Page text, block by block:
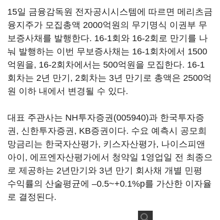
15일 금융감독원 전자공시시스템에 따르면 메리츠금
융지주가 모집총액 2000억원의 무기명식 이권부 무
보증사채를 발행한다. 16-1회와 16-2회로 만기를 나
눠 발행하는 이번 무보증사채는 16-1회차에서 1500
억원을, 16-2회차에서는 500억원을 모집한다. 16-1
회차는 2년 만기, 2회차는 3년 만기로 총액은 2500억
원 이하 내에서 변경될 수 있다.
대표 주관사는 NH투자증권(005940)과 한국투자증
권, 신한투자증권, KB증권이다. 수요 예측시 공모희
망금리는 한국자산평가, 키스자산평가, 나이스피앤
아이, 에프엔자산평가에서 청약일 1영업일 전 최종으
로 제공하는 2년만기와 3년 만기 회사채 개별 민평
수익률의 산술평균에 –0.5~+0.1%p를 가산한 이자율
로 결정된다.